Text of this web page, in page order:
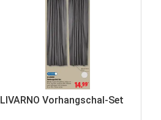
LIVARNO Vorhangschal-Set